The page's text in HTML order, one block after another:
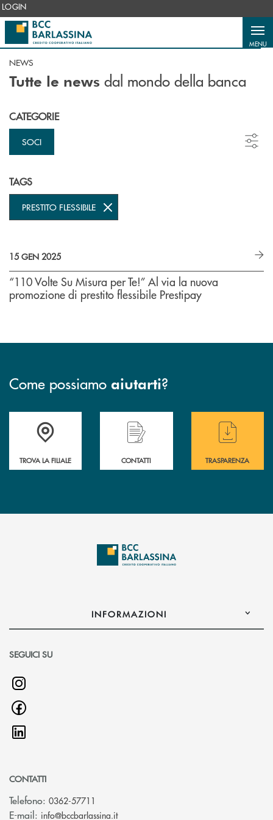
Salta al contenuto principale
LOGIN
MENU
NEWS
Tutte le news dal mondo della banca
CATEGORIE
SOCI
TAGS
PRESTITO FLESSIBILE
15 GEN 2025
“110 Volte Su Misura per Te!” Al via la nuova
promozione di prestito flessibile Prestipay
Come possiamo aiutarti?
Accedi all' elenco completo delle filiali di BCC Barlassina.
TROVA LA FILIALE
Hai bisogno di assistenza immediata ?
CONTATTI
Hai bisogno di
TRASPARENZA
INFORMAZIONI
SEGUICI SU
CONTATTI
Telefono: 0362-57711
E-mail: info@bccbarlassina.it(si apre l’app di posta elettronica)